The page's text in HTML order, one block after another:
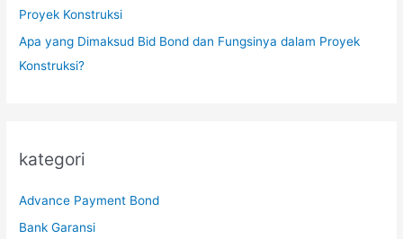
Proyek Konstruksi
Apa yang Dimaksud Bid Bond dan Fungsinya dalam Proyek
Konstruksi?
kategori
Advance Payment Bond
Bank Garansi